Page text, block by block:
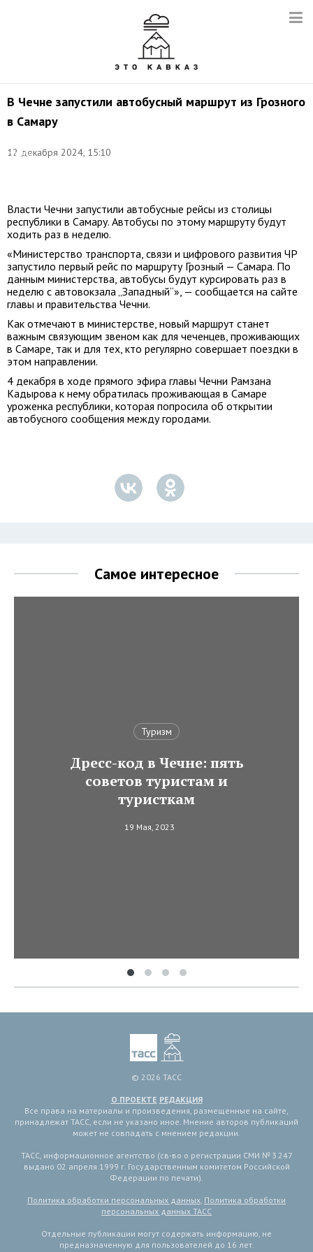
В Чечне запустили автобусный маршрут из Грозного
в Самару
12 декабря 2024, 15:10
служба
Власти Чечни запустили автобусные рейсы из столицы
республики в Самару. Автобусы по этому маршруту будут
ходить раз в неделю.
«Министерство транспорта, связи и цифрового развития ЧР
запустило первый рейс по маршруту Грозный — Самара. По
данным министерства, автобусы будут курсировать раз в
неделю с автовокзала „Западный“», — сообщается на сайте
главы и правительства Чечни.
Как отмечают в министерстве, новый маршрут станет
важным связующим звеном как для чеченцев, проживающих
в Самаре, так и для тех, кто регулярно совершает поездки в
этом направлении.
4 декабря в ходе прямого эфира главы Чечни Рамзана
Кадырова к нему обратилась проживающая в Самаре
уроженка республики, которая попросила об открытии
автобусного сообщения между городами.
Самое интересное
Туризм
Дресс-код в Чечне: пять
советов туристам и
туристкам
19 Мая, 2023
© 2026 ТАСС
О ПРОЕКТЕ РЕДАКЦИЯ
Все права на материалы и произведения, размещенные на сайте,
принадлежат ТАСС, если не указано иное. Мнение авторов публикаций
может не совпадать с мнением редакции.
ТАСС, информационное агентство (св-во о регистрации СМИ № 3 247
выдано 02 апреля 1999 г. Государственным комитетом Российской
Федерации по печати).
Политика обработки персональных данных, Политика обработки
персональных данных ТАСС
Отдельные публикации могут содержать информацию, не
предназначенную для пользователей до 16 лет.